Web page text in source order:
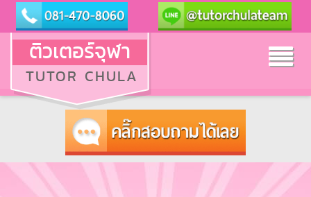
ติวเตอร์จุฬา
TUTOR CHULA